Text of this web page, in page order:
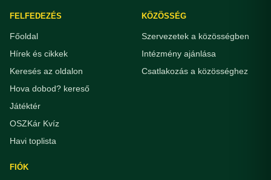
FELFEDEZÉS
Főoldal
Hírek és cikkek
Keresés az oldalon
Hova dobod? kereső
Játéktér
OSZKár Kvíz
Havi toplista
KÖZÖSSÉG
Szervezetek a közösségben
Intézmény ajánlása
Csatlakozás a közösséghez
FIÓK